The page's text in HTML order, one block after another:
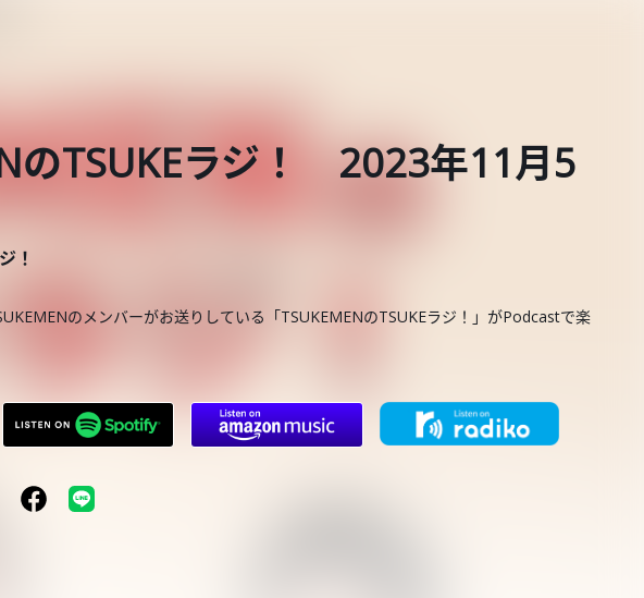
のTSUKEラジ！ 2023年11月5
！
のメンバーがお送りしている「TSUKEMENのTSUKEラジ！」がPodcastで楽